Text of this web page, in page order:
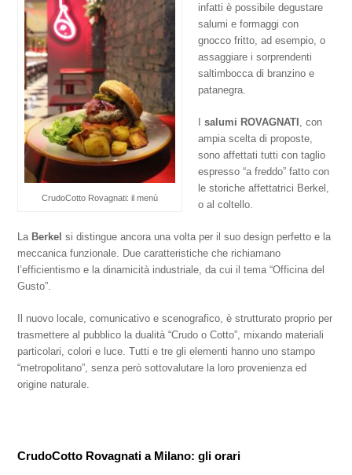
CrudoCotto Rovagnati: il menù
infatti è possibile degustare
salumi e formaggi con
gnocco fritto, ad esempio, o
assaggiare i sorprendenti
saltimbocca di branzino e
patanegra.
Isalumi ROVAGNATI , con
ampia scelta di proposte,
sono affettati tutti con taglio
espresso “a freddo” fatto con
le storiche affettatrici Berkel,
o al coltello.
La Berkel si distingue ancora una volta per il suo design perfetto e la
meccanica funzionale. Due caratteristiche che richiamano
l’efficientismo e la dinamicità industriale, da cui il tema “Officina del
Gusto”.
Il nuovo locale, comunicativo e scenografico, è strutturato proprio per
trasmettere al pubblico la dualità “Crudo o Cotto”, mixando materiali
particolari, colori e luce. Tutti e tre gli elementi hanno uno stampo
“metropolitano”, senza però sottovalutare la loro provenienza ed
origine naturale.
CrudoCotto Rovagnati a Milano: gli orari